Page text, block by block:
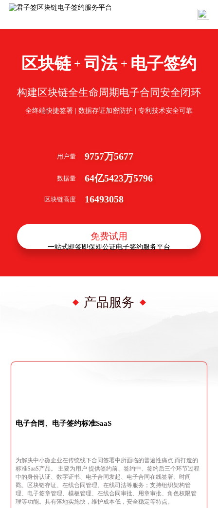
区块链 + 司法 + 电子签约
构建区块链全生命周期电子合同安全闭环
全终端快捷签署 | 数据存证加密防护 | 专利技术安全可靠
用户量 9757万5677
数据量 64亿5423万5796
区块链高度 16493058
免费试用
产品服务
一站式即签即保即公证电子签约服务平台
电子合同、电子签约标准SaaS
为解决中小微企业在传统线下合同签署中所面临的普遍性痛点,而打造的
标准SaaS产品。 主要为用户 提供签约前、签约中、签约后三个环节过程
中的身份认证、数字证书、电子合同发起、电子合同在线签署、时间
戳、区块链存证、在线合同管理、在线司法等服务；支持组织架构管
理、电子签章管理、模板管理、在线合同审批、用章审批、角色权限管
理等功能。具有落地实施快，维护成本低，安全稳定等特点。